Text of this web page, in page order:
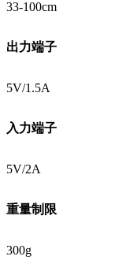
33-100cm
出力端子
5V/1.5A
入力端子
5V/2A
重量制限
300g